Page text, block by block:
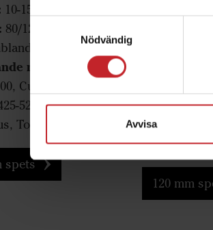
Samtyckesval
Nödvändig
Avvisa
10-15 cm
80/120 mm
maskiner:
Cultus HD 300-
525, Cultus HD
TopDown
spets
Cultus HD
525, Cultus
TopDown
120 mm